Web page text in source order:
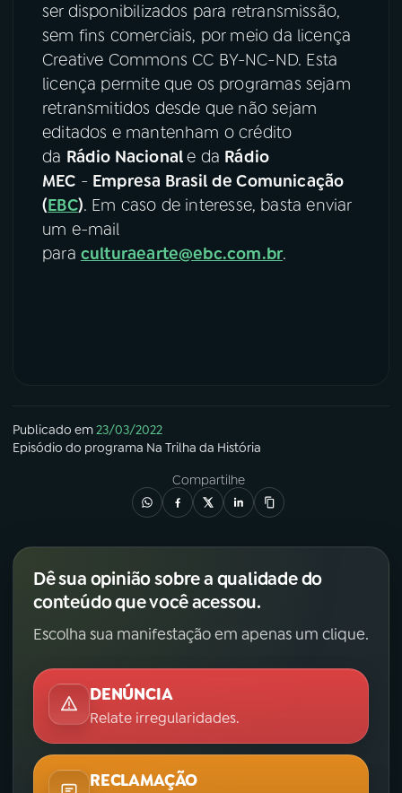
ser disponibilizados para retransmissão,
sem fins comerciais, por meio da licença
Creative Commons CC BY-NC-ND. Esta
licença permite que os programas sejam
retransmitidos desde que não sejam
editados e mantenham o crédito
da Rádio Nacionale da Rádio
MEC - Empresa Brasil de Comunicação
(EBC). Em caso de interesse, basta enviar
um e-mail
para culturaearte@ebc.com.br.
Publicado em23/03/2022
Episódio do programa Na Trilha da História
Compartilhe
Dê sua opinião sobre a qualidade do
conteúdo que você acessou.
Escolha sua manifestação em apenas um clique.
DENÚNCIA
Relate irregularidades.
RECLAMAÇÃO